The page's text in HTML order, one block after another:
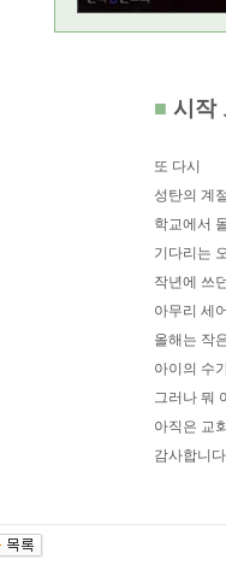
■ 시작
또 다시
성탄의 계
학교에서
기다리는
작년에 쓰
아무리 세
올해는 작
아이의 수
그러나 뭐
아직은 교
감사합니